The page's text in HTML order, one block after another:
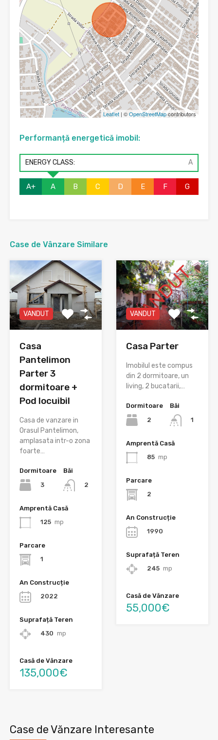
Leaflet | ©OpenStreetMapcontributors
Performanță energetică imobil:
ENERGY CLASS: A
A+ A B C D E F G
Case de Vânzare Similare
VANDUT
Casa
Pantelimon
Parter 3
dormitoare +
Pod locuibil
Casa de vanzare in
Orasul Pantelimon,
amplasata intr-o zona
foarte…
Dormitoare
3
Băi
2
Amprentă Casă
125 mp
Parcare
1
An Construcție
2022
Suprafață Teren
430 mp
Casă de Vănzare
135,000€
VANDUT
Casa Parter
Imobilul este compus
din 2 dormitoare, un
living, 2 bucatarii,…
Dormitoare
2
Băi
1
Amprentă Casă
85 mp
Parcare
2
An Construcție
1990
Suprafață Teren
245 mp
Casă de Vănzare
55,000€
Case de Vănzare Interesante